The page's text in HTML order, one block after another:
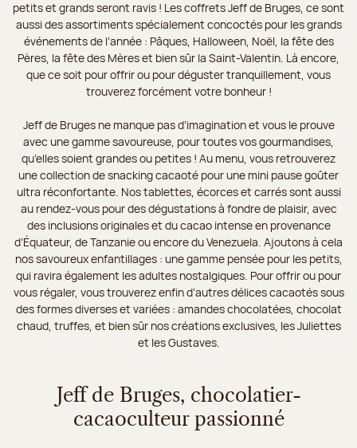
petits et grands seront ravis ! Les coffrets Jeff de Bruges, ce sont
aussi des assortiments spécialement concoctés pour les grands
événements de l’année : Pâques, Halloween, Noël, la fête des
Pères, la fête des Mères et bien sûr la Saint-Valentin. Là encore,
que ce soit pour offrir ou pour déguster tranquillement, vous
trouverez forcément votre bonheur !
Jeff de Bruges ne manque pas d’imagination et vous le prouve
avec une gamme savoureuse, pour toutes vos gourmandises,
qu’elles soient grandes ou petites ! Au menu, vous retrouverez
une collection de snacking cacaoté pour une mini pause goûter
ultra réconfortante. Nos tablettes, écorces et carrés sont aussi
au rendez-vous pour des dégustations à fondre de plaisir, avec
des inclusions originales et du cacao intense en provenance
d’Équateur, de Tanzanie ou encore du Venezuela. Ajoutons à cela
nos savoureux enfantillages : une gamme pensée pour les petits,
qui ravira également les adultes nostalgiques. Pour offrir ou pour
vous régaler, vous trouverez enfin d’autres délices cacaotés sous
des formes diverses et variées : amandes chocolatées, chocolat
chaud, truffes, et bien sûr nos créations exclusives, les Juliettes
et les Gustaves.
Jeff de Bruges, chocolatier-
cacaoculteur passionné